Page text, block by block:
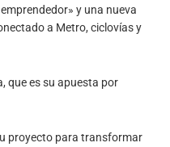
y una nueva
a Metro, ciclovías y
que es su apuesta por
proyecto para transformar